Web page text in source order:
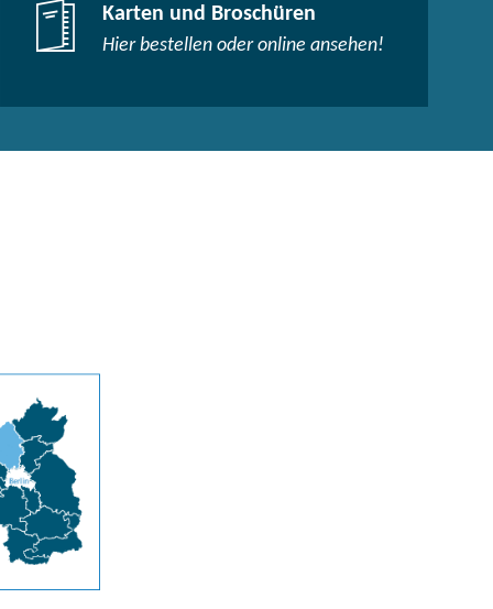
Karten und Broschüren
Hier bestellen oder online ansehen!